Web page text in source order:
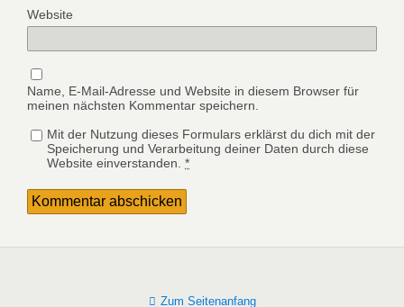
Website
Name, E-Mail-Adresse und Website in diesem Browser für
meinen nächsten Kommentar speichern.
Mit der Nutzung dieses Formulars erklärst du dich mit der
Speicherung und Verarbeitung deiner Daten durch diese
Website einverstanden. *
Zum Seitenanfang